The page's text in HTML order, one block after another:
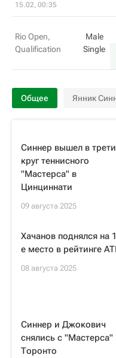
15.02, 00:35
Rio Open,
Qualification
Male
Single
Общее Янник
Синнер вышел в
круг теннисного
"Мастерса" в
Цинциннати
09 августа 2025
Хачанов поднялся на
е место в рейтинге
08 августа 2025
Синнер и Джокович
снялись с "Мастерса"
Торонто